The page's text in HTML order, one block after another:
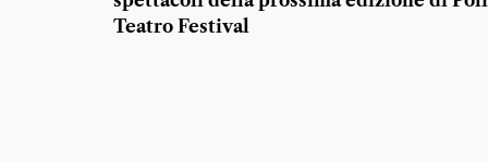
Teatro Festival